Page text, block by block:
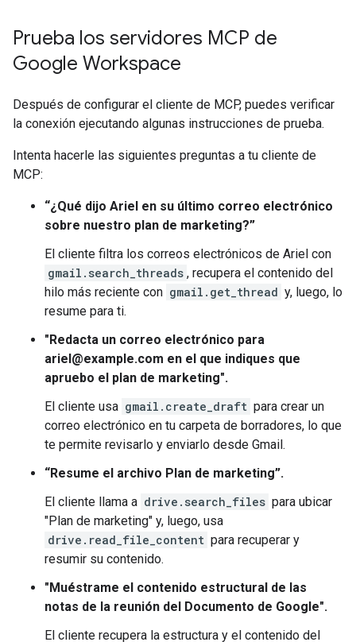
Prueba los servidores MCP de
Google Workspace
Después de configurar el cliente de MCP, puedes verificar
la conexión ejecutando algunas instrucciones de prueba.
Intenta hacerle las siguientes preguntas a tu cliente de
MCP:
“¿Qué dijo Ariel en su último correo electrónico
sobre nuestro plan de marketing?”
El cliente filtra los correos electrónicos de Ariel con
gmail.search_threads , recupera el contenido del
hilo más reciente con gmail.get_thread y, luego, lo
resume para ti.
"Redacta un correo electrónico para
ariel@example.com en el que indiques que
apruebo el plan de marketing".
El cliente usa gmail.create_draft para crear un
correo electrónico en tu carpeta de borradores, lo que
te permite revisarlo y enviarlo desde Gmail.
“Resume el archivo Plan de marketing”.
El cliente llama a drive.search_files para ubicar
"Plan de marketing" y, luego, usa
drive.read_file_content para recuperar y
resumir su contenido.
"Muéstrame el contenido estructural de las
notas de la reunión del Documento de Google".
El cliente recupera la estructura y el contenido del